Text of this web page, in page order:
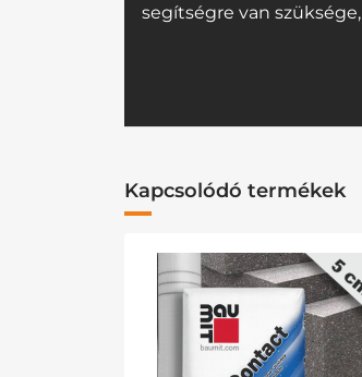
segítségre van
Kapcsolódó termékek